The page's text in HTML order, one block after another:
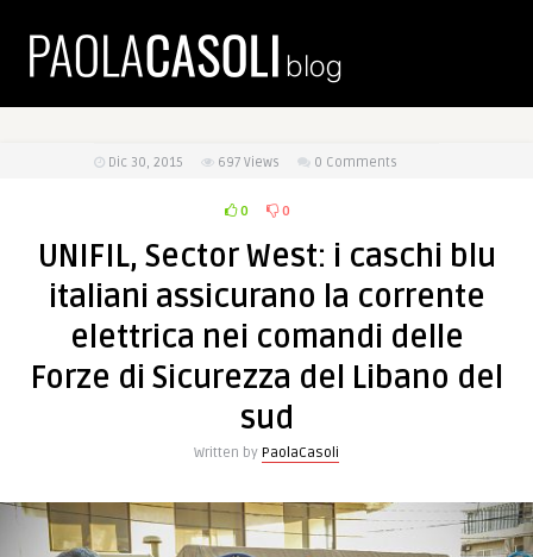
Dic 30, 2015 697 Views 0 Comments
0 0
UNIFIL, Sector West: i caschi blu
italiani assicurano la corrente
elettrica nei comandi delle
Forze di Sicurezza del Libano del
sud
Written by PaolaCasoli